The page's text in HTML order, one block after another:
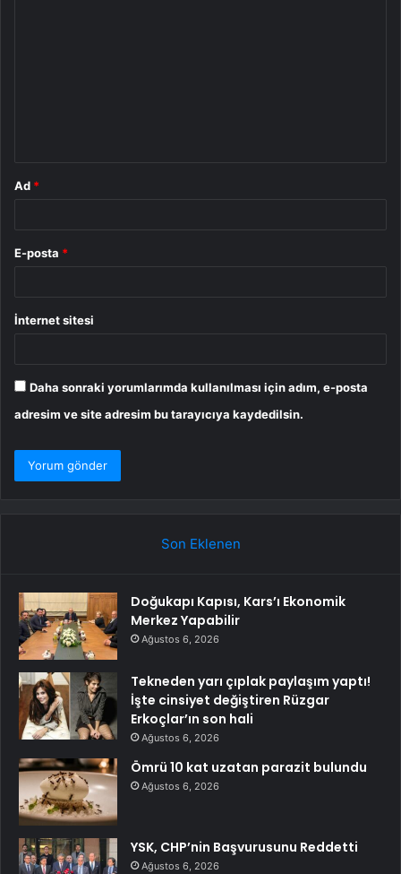
Ad *
E-posta *
İnternet sitesi
Daha sonraki yorumlarımda kullanılması için adım, e-posta
adresim ve site adresim bu tarayıcıya kaydedilsin.
Son Eklenen
Doğukapı Kapısı, Kars’ı Ekonomik
Merkez Yapabilir
Ağustos 6, 2026
Tekneden yarı çıplak paylaşım yaptı!
İşte cinsiyet değiştiren Rüzgar
Erkoçlar’ın son hali
Ağustos 6, 2026
Ömrü 10 kat uzatan parazit bulundu
Ağustos 6, 2026
YSK, CHP’nin Başvurusunu Reddetti
Ağustos 6, 2026